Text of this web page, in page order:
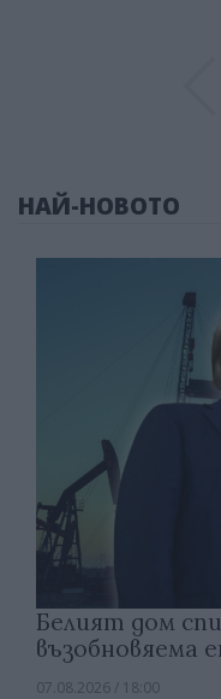
НАЙ-НОВОТО
Белият дом
възобновяема
07.08.2026 / 18:00